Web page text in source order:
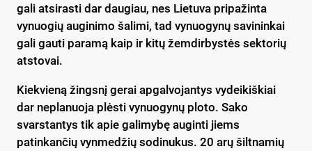
gali atsirasti dar daugiau, nes Lietuva pripažinta
vynuogių auginimo šalimi, tad vynuogynų savininkai
gali gauti paramą kaip ir kitų žemdirbystės sektorių
atstovai.
Kiekvieną žingsnį gerai apgalvojantys vydeikiškiai
dar neplanuoja plėsti vynuogynų ploto. Sako
svarstantys tik apie galimybę auginti jiems
patinkančių vynmedžių sodinukus. 20 arų šiltnamių